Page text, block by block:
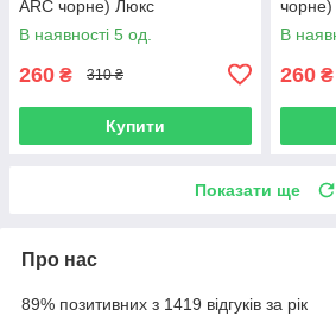
ARC чорне) Люкс
В наявності 5 од.
260 ₴ 310 ₴
Купити
В
260 ₴
Показати ще
Про нас
89% позитивних з 1419 відгуків за рік